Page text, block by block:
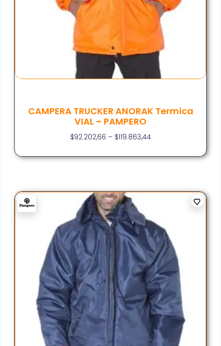
CAMPERA TRUCKER ANORAK Termica
VIAL – PAMPERO
$92.202,66 – $119.863,44